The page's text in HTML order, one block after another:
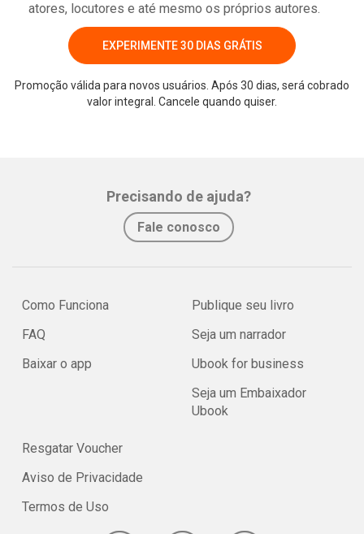
atores, locutores e até mesmo os próprios autores.
EXPERIMENTE 30 DIAS GRÁTIS
Promoção válida para novos usuários. Após 30 dias, será cobrado
valor integral. Cancele quando quiser.
Precisando de ajuda?
Fale conosco
Como Funciona
FAQ
Baixar o app
Publique seu livro
Seja um narrador
Ubook for business
Seja um Embaixador
Ubook
Resgatar Voucher
Aviso de Privacidade
Termos de Uso